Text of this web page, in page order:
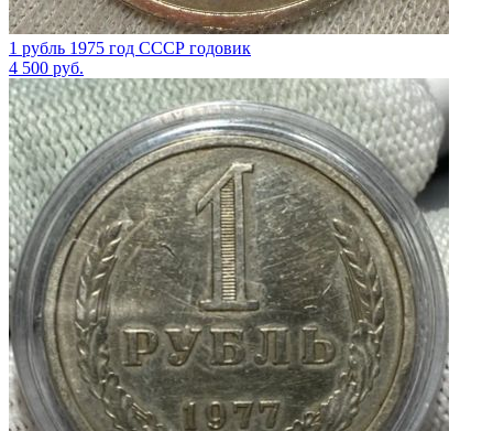
1 рубль 1975 год СССР годовик
4 500 руб.